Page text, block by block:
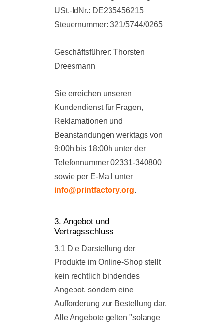
USt.-IdNr.: DE235456215
Steuernummer: 321/5744/0265
Geschäftsführer: Thorsten
Dreesmann
Sie erreichen unseren
Kundendienst für Fragen,
Reklamationen und
Beanstandungen werktags von
9:00h bis 18:00h unter der
Telefonnummer 02331-340800
sowie per E-Mail unter
info@printfactory.org.
3. Angebot und
Vertragsschluss
3.1 Die Darstellung der
Produkte im Online-Shop stellt
kein rechtlich bindendes
Angebot, sondern eine
Aufforderung zur Bestellung dar.
Alle Angebote gelten "solange